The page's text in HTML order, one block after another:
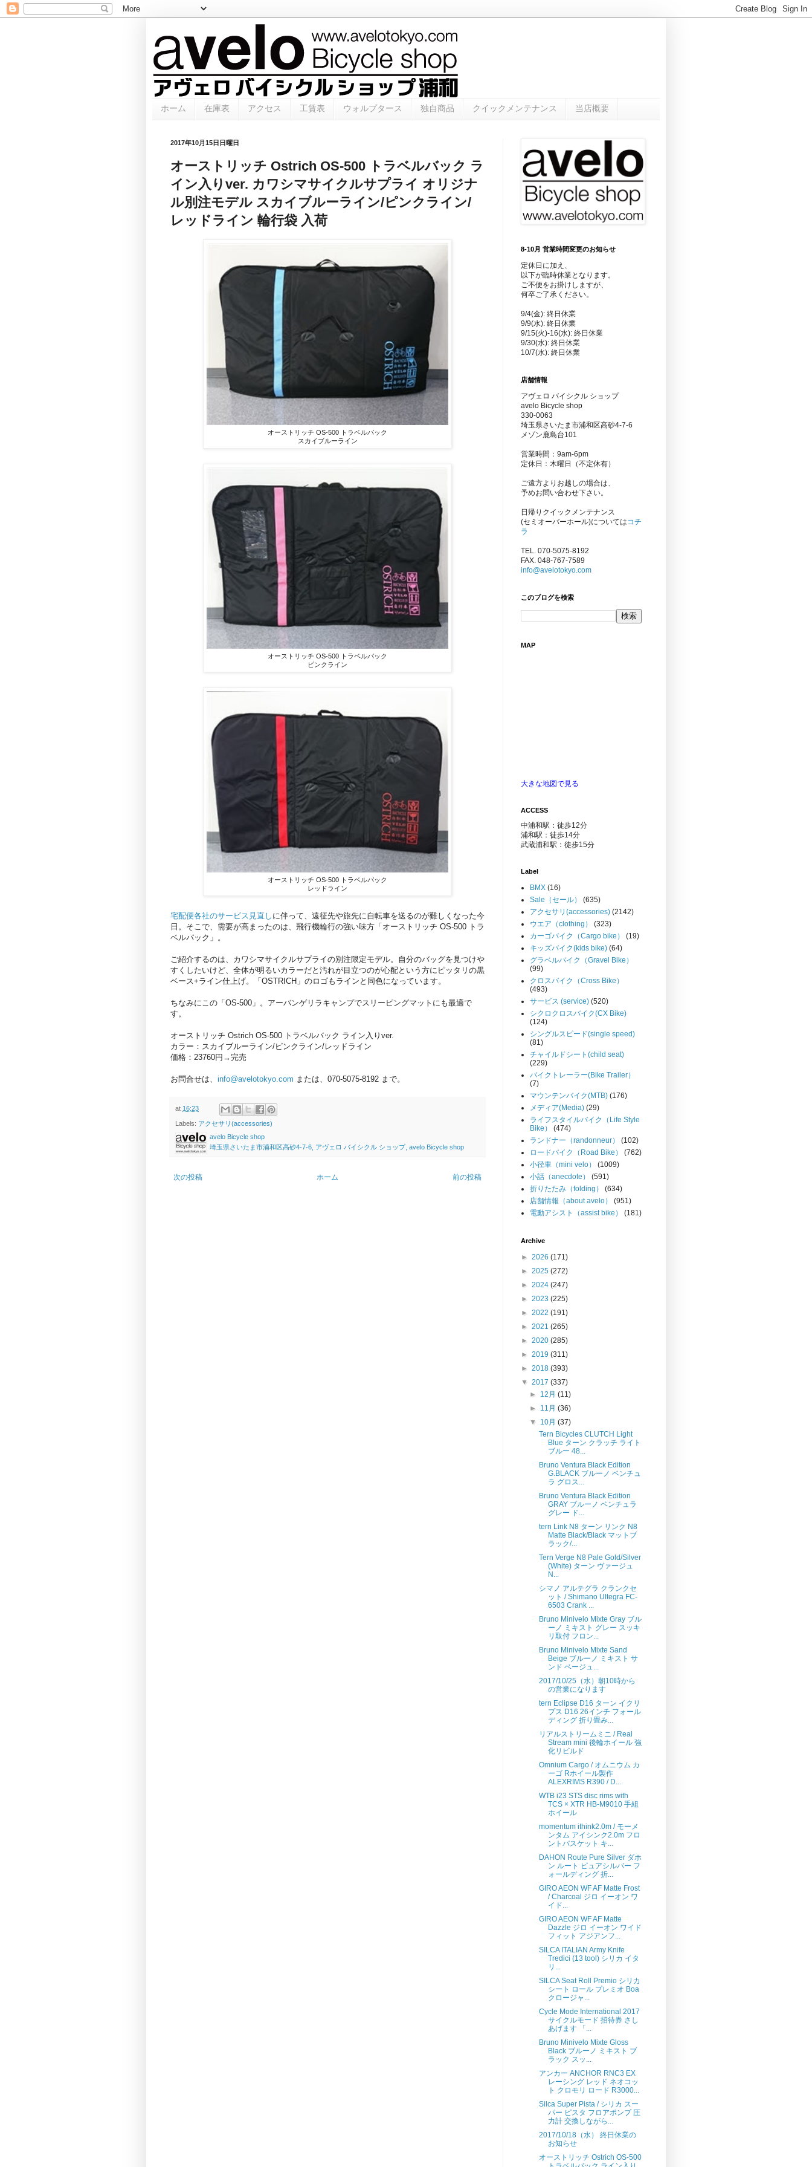
ホーム 在庫表 アクセス 工賃表 ウォルプタース 独自商品 クイックメンテナンス 当店概要
2017年10月15日日曜日
オーストリッチ Ostrich OS-500 トラベルバック ラ
イン入りver. カワシマサイクルサプライ オリジナ
ル別注モデル スカイブルーライン/ピンクライン/
レッドライン 輪行袋 入荷
オーストリッチ OS-500 トラベルバック
スカイブルーライン
オーストリッチ OS-500 トラベルバック
ピンクライン
オーストリッチ OS-500 トラベルバック
レッドライン
宅配便各社のサービス見直し に伴って、遠征先や旅先に自転車を送るのが難しくなった今
日。そこで、需要が高まったのは、飛行機輪行の強い味方「オーストリッチ OS-500 トラ
ベルバック」。
ご紹介するのは、カワシマサイクルサプライの別注限定モデル。自分のバッグを見つけや
すくしたいけど、全体が明るいカラーだと汚れが目立つのが心配という方にピッタリの黒
ベース+ライン仕上げ。「OSTRICH」のロゴもラインと同色になっています。
ちなみにこの「OS-500」。アーバンゲリラキャンプでスリーピングマットにも最適で
す。
オーストリッチ Ostrich OS-500 トラベルバック ライン入りver.
カラー：スカイブルーライン/ピンクライン/レッドライン
価格：23760円→完売
お問合せは、 info@avelotokyo.com または、070-5075-8192 まで。
at 16:23
Labels: アクセサリ(accessories)
avelo Bicycle shop
埼玉県さいたま市浦和区高砂4-7-6, アヴェロ バイシクル ショップ, avelo Bicycle shop
次の投稿 前の投稿
ホーム
8-10月 営業時間変更のお知らせ
定休日に加え、
以下が臨時休業となります。
ご不便をお掛けしますが、
何卒ご了承ください。
9/4(金): 終日休業
9/9(水): 終日休業
9/15(火)-16(水): 終日休業
9/30(水): 終日休業
10/7(水): 終日休業
店舗情報
アヴェロ バイシクル ショップ
avelo Bicycle shop
330-0063
埼玉県さいたま市浦和区高砂4-7-6
メゾン鹿島台101
営業時間：9am-6pm
定休日：木曜日（不定休有）
ご遠方よりお越しの場合は、
予めお問い合わせ下さい。
日帰りクイックメンテナンス
(セミオーバーホール)については コチ
ラ
TEL. 070-5075-8192
FAX. 048-767-7589
info@avelotokyo.com
このブログを検索
MAP
大きな地図で見る
ACCESS
中浦和駅：徒歩12分
浦和駅：徒歩14分
武蔵浦和駅：徒歩15分
Label
BMX (16)
Sale（セール）
(635)
アクセサリ(accessories) (2142)
ウエア（clothing）
(323)
カーゴバイク（Cargo bike）
(19)
キッズバイク(kids bike) (64)
グラベルバイク（Gravel Bike）
(99)
クロスバイク（Cross Bike）
(493)
サービス (service) (520)
シクロクロスバイク(CX Bike)
(124)
シングルスピード(single speed)
(81)
チャイルドシート(child seat)
(229)
バイクトレーラー(Bike Trailer）
(7)
マウンテンバイク(MTB) (176)
メディア(Media) (29)
ライフスタイルバイク（Life Style
Bike）
(474)
ランドナー（randonneur）
(102)
ロードバイク（Road Bike）
(762)
小径車（mini velo）
(1009)
小話（anecdote）
(591)
折りたたみ（folding）
(634)
店舗情報（about avelo）
(951)
電動アシスト（assist bike）
(181)
Archive
► 2026 (171)
► 2025 (272)
► 2024 (247)
► 2023 (225)
► 2022 (191)
► 2021 (265)
► 2020 (285)
► 2019 (311)
► 2018 (393)
▼ 2017 (337)
► 12月(11)
► 11月(36)
▼ 10月(37)
Tern Bicycles CLUTCH Light
Blue ターン クラッチ ライト
ブルー 48...
Bruno Ventura Black Edition
G.BLACK ブルーノ ベンチュ
ラ グロス...
Bruno Ventura Black Edition
GRAY ブルーノ ベンチュラ
グレー ド...
tern Link N8 ターン リンク N8
Matte Black/Black マットブ
ラック/...
Tern Verge N8 Pale Gold/Silver
(White) ターン ヴァージュ
N...
シマノ アルテグラ クランクセ
ット / Shimano Ultegra FC-
6503 Crank ...
Bruno Minivelo Mixte Gray ブル
ーノ ミキスト グレー スッキ
リ取付 フロン...
Bruno Minivelo Mixte Sand
Beige ブルーノ ミキスト サ
ンド ベージュ...
2017/10/25（水）朝10時から
の営業になります
tern Eclipse D16 ターン イクリ
プス D16 26インチ フォール
ディング 折り畳み...
リアルストリームミニ / Real
Stream mini 後輪ホイール 強
化リビルド
Omnium Cargo / オムニウム カ
ーゴ Rホイール製作
ALEXRIMS R390 / D...
WTB i23 STS disc rims with
TCS × XTR HB-M9010 手組
ホイール
momentum ithink2.0m / モーメ
ンタム アイシンク2.0m フロ
ントバスケット キ...
DAHON Route Pure Silver ダホ
ン ルート ピュアシルバー フ
ォールディング 折...
GIRO AEON WF AF Matte Frost
/ Charcoal ジロ イーオン ワ
イド...
GIRO AEON WF AF Matte
Dazzle ジロ イーオン ワイド
フィット アジアンフ...
SILCA ITALIAN Army Knife
Tredici (13 tool) シリカ イタ
リ...
SILCA Seat Roll Premio シリカ
シート ロール プレミオ Boa
クロージャ...
Cycle Mode International 2017
サイクルモード 招待券 さし
あげます 「...
Bruno Minivelo Mixte Gloss
Black ブルーノ ミキスト ブ
ラック スッ...
アンカー ANCHOR RNC3 EX
レーシング レッド ネオコッ
ト クロモリ ロード R3000...
Silca Super Pista / シリカ スー
パー ピスタ フロアポンプ 圧
力計 交換しながら...
2017/10/18（水） 終日休業の
お知らせ
オーストリッチ Ostrich OS-500